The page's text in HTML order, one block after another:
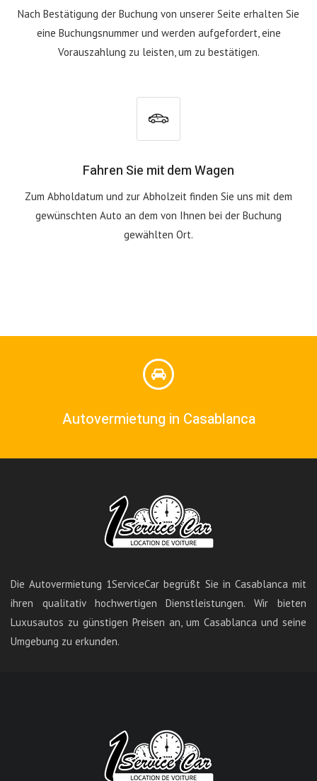
Nach Bestätigung der Buchung von unserer Seite erhalten Sie
eine Buchungsnummer und werden aufgefordert, eine
Vorauszahlung zu leisten, um zu bestätigen.
Fahren Sie mit dem Wagen
Zum Abholdatum und zur Abholzeit finden Sie uns mit dem
gewünschten Auto an dem von Ihnen bei der Buchung
gewählten Ort.
Autovermietung in Casablanca
Die Autovermietung 1ServiceCar begrüßt Sie in Casablanca mit
ihren qualitativ hochwertigen Dienstleistungen. Wir bieten
Luxusautos zu günstigen Preisen an, um Casablanca und seine
Umgebung zu erkunden.